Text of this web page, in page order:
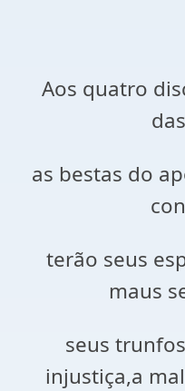
Aos quatro
as bestas do
terão seus
maus
seus
injustiça,a